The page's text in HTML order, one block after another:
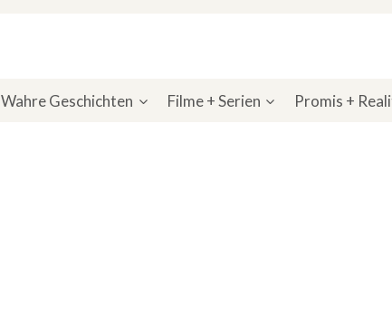
Wahre Geschichten Filme + Serien Promis +